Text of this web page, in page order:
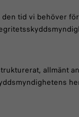
tid vi behöver
allmänt